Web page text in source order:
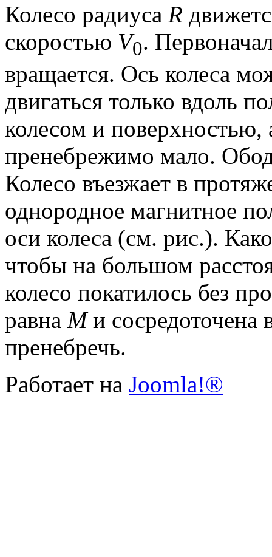
Колесо радиуса R
скоростью V0.
вращается. Ось колеса
двигаться только вдоль
колесом и поверхностью,
пренебрежимо мало.
Колесо въезжает в
однородное магнитное
оси колеса (см. рис.).
чтобы на большом
колесо покатилось без
равна Ми сосредоточена
пренебречь.
Работает на Joomla!®